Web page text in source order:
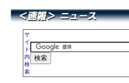
サ
イ
ト
内
検
索